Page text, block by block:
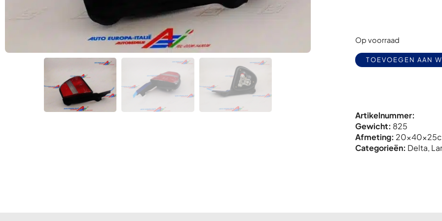
Op voorraad
TOEVOEGEN AAN
Artikelnummer:
Gewicht: 825
Afmeting: 20x40x
Categorieën: Delta,